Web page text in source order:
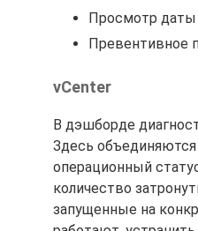
Просмотр даты
Превентивное
vCenter
В дэшборде
Здесь
операционный
количество
запущенные на